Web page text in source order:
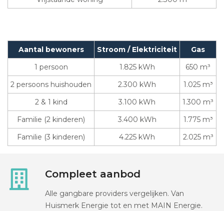
Aantal bewoners Stroom / Elektriciteit
Gas
1 persoon
1.825 kWh
650 m³
2 persoons huishouden
2.300 kWh
1.025 m³
2 & 1 kind
3.100 kWh
1.300 m³
Familie (2 kinderen)
3.400 kWh
1.775 m³
Familie (3 kinderen)
4.225 kWh 2.025 m³
Compleet aanbod
Alle gangbare providers vergelijken. Van
Huismerk Energie tot en met MAIN Energie.